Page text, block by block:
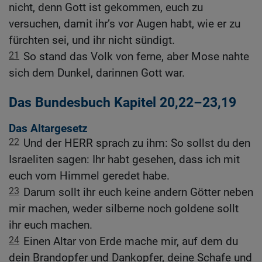
nicht, denn Gott ist gekommen, euch zu
versuchen, damit ihr’s vor Augen habt, wie er zu
fürchten sei, und ihr nicht sündigt.
21
So stand das Volk von ferne, aber Mose nahte
sich dem Dunkel, darinnen Gott war.
Das Bundesbuch Kapitel 20,22–23,19
Das Altargesetz
22 Und der HERR sprach zu ihm: So sollst du den
Israeliten sagen: Ihr habt gesehen, dass ich mit
euch vom Himmel geredet habe.
23 Darum sollt ihr euch keine andern Götter neben
mir machen, weder silberne noch goldene sollt
ihr euch machen.
24 Einen Altar von Erde mache mir, auf dem du
dein Brandopfer und Dankopfer, deine Schafe und